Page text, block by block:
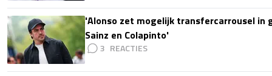
'Alonso zet mogelijk transfercarrousel in
Sainz en Colapinto'
3